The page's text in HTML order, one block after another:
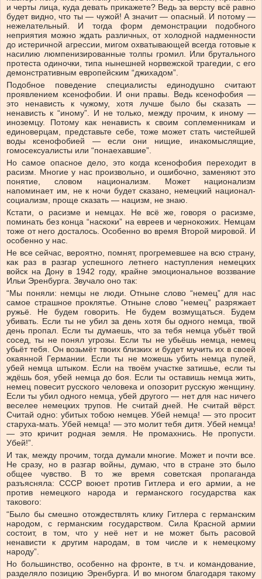
и черты лица, куда девать прикажете? Ведь за версту всё равно
будет видно, что ты — чужой! А значит — опасный. И потому —
нежелательный. И тогда форм демонстрации подобного
неприятия можно ждать различных, от холодной надменности
до истеричной агрессии, мигом охватывающей всегда готовые к
насилию люмпенизированные толпы громил. Или брутального
протеста одиночки, типа нынешней норвежской трагедии, с его
демонстративным европейским “джихадом”.
Подобное поведение специалисты единодушно считают
проявлением ксенофобии. И они правы. Ведь ксенофобия —
это ненависть к чужому, хотя лучше было бы сказать —
ненависть к “иному”. И не только, между прочим, к иному —
иноземцу. Потому как ненависть к своим соплеменникам и
единоверцам, представьте себе, тоже может стать чистейшей
воды ксенофобией — если они нищие, инакомыслящие,
гомосексуалисты или “понаехавшие”.
Но самое опасное дело, это когда ксенофобия переходит в
расизм. Многие у нас произвольно, и ошибочно, заменяют это
понятие, словом национализм. Может национализм
напоминает им, не к ночи будет сказано, немецкий национал-
социализм, проще сказать — нацизм, не знаю.
Кстати, о расизме и немцах. Не всё же, говоря о расизме,
поминать без конца “наскоки” на евреев и чернокожих. Немцам
тоже от него досталось. Особенно во время Второй мировой. И
особенно у нас.
Не все сейчас, вероятно, помнят, прогремевшее на всю страну,
как раз в разгар успешного летнего наступления немецких
войск на Дону в 1942 году, крайне эмоциональное воззвание
Ильи Эренбурга. Звучало оно так:
“Мы поняли: немцы не люди. Отныне слово “немец” для нас
самое страшное проклятье. Отныне слово “немец” разряжает
ружьё. Не будем говорить. Не будем возмущаться. Будем
убивать. Если ты не убил за день хотя бы одного немца, твой
день пропал. Если ты думаешь, что за тебя немца убьёт твой
сосед, ты не понял угрозы. Если ты не убьёшь немца, немец
убьёт тебя. Он возьмёт твоих близких и будет мучить их в своей
окаянной Германии. Если ты не можешь убить немца пулей,
убей немца штыком. Если на твоём участке затишье, если ты
ждёшь боя, убей немца до боя. Если ты оставишь немца жить,
немец повесит русского человека и опозорит русскую женщину.
Если ты убил одного немца, убей другого — нет для нас ничего
веселее немецких трупов. Не считай дней. Не считай вёрст.
Считай одно: убитых тобою немцев. Убей немца! — это просит
старуха-мать. Убей немца! — это молит тебя дитя. Убей немца!
— это кричит родная земля. Не промахнись. Не пропусти.
Убей!”.
И так, между прочим, тогда думали многие. Может и почти все.
Не сразу, но в разгар войны, думаю, что в стране это было
общее чувство. В то же время советская пропаганда
разъясняла: СССР воюет против Гитлера и его армии, а не
против немецкого народа и германского государства как
такового:
“Было бы смешно отождествлять клику Гитлера с германским
народом, с германским государством. Сила Красной армии
состоит, в том, что у неё нет и не может быть расовой
ненависти к другим народам, в том числе и к немецкому
народу”.
Но большинство, особенно на фронте, в т.ч. и командование,
разделяло позицию Эренбурга. И во многом благодаря такому